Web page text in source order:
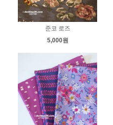
준코 로즈
5,000원